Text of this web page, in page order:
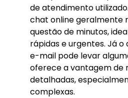
de atendimento
chat online geralmente
questão de minutos,
rápidas e urgentes. Já
e-mail pode levar
oferece a vantagem de
detalhadas,
complexas.